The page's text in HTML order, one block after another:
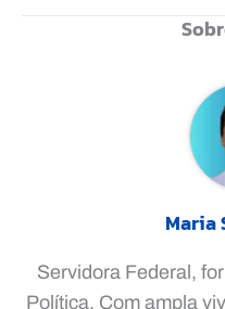
Maria
Servidora Federal,
Política. Com ampla